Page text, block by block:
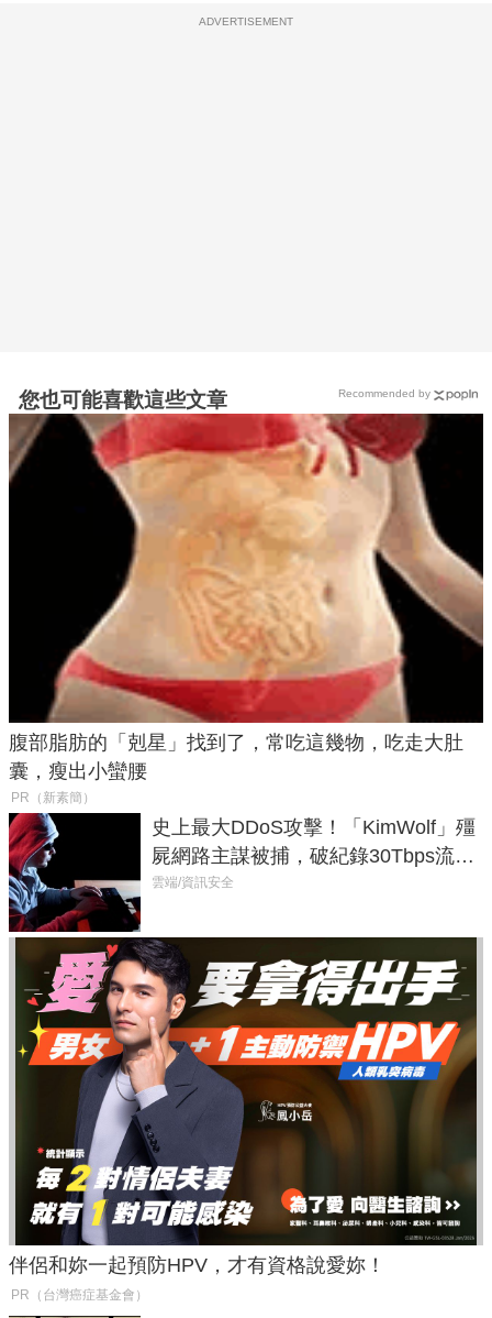
ADVERTISEMENT
您也可能喜歡這些文章
腹部脂肪的「剋星」找到了，常吃這幾物，吃走大肚
囊，瘦出小蠻腰
PR（新素簡）
史上最大DDoS攻擊！「KimWolf」殭
屍網路主謀被捕，破紀錄30Tbps流量
癱瘓全球！
雲端/資訊安全
伴侶和妳一起預防HPV，才有資格說愛妳！
PR（台灣癌症基金會）
Recommended by